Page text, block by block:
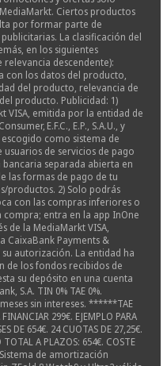
Ciertos productos
por formar parte de
La clasificación del
en los siguientes
descendente):
con los datos del producto,
del producto, relevancia de
producto. Publicidad: 1)
VISA, emitida por la entidad de
E.F.C., E.P., S.A.U., y
como sistema de
de servicios de pago
separada abierta en
las formas de pago de tu
productos. 2) Solo podrás
con las compras inferiores o
compra; entra en la app InOne
de la MediaMarkt VISA,
CaixaBank Payments &
su autorización. La entidad ha
de los fondos recibidos de
su depósito en una cuenta
S.A. TIN 0% TAE 0%.
meses sin intereses. ******TAE
299€. EJEMPLO PARA
DE 654€. 24 CUOTAS DE 27,25€.
A PLAZOS: 654€. COSTE
Sistema de amortización